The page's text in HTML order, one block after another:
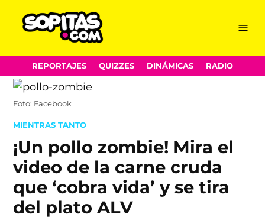
Skip
to
content
Menu
REPORTAJES QUIZZES DINÁMICAS RADIO
Foto: Facebook
POSTED
MIENTRAS TANTO
¡Un pollo zombie! Mira el
video de la carne cruda
que ‘cobra vida’ y se tira
del plato ALV